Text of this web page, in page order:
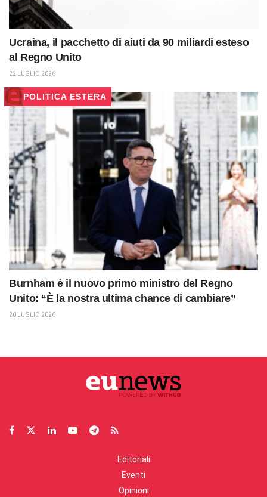
Ucraina, il pacchetto di aiuti da 90 miliardi esteso
al Regno Unito
22 LUGLIO 2026
POLITICA ESTERA
Burnham è il nuovo primo ministro del Regno
Unito: “È la nostra ultima chance di cambiare”
20 LUGLIO 2026
Editoriali
Eventi
Opinioni